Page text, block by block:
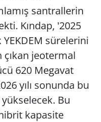
santrallerin
Kındap, '2025
YEKDEM sürelerini
jeotermal
620 Megavat
yılı sonunda bu
Bu
kapasite